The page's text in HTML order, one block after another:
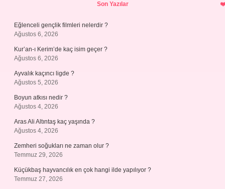
Son Yazılar
Eğlenceli gençlik filmleri nelerdir ?
Ağustos 6, 2026
Kur’an-ı Kerim’de kaç isim geçer ?
Ağustos 6, 2026
Ayvalık kaçıncı ligde ?
Ağustos 5, 2026
Boyun atkısı nedir ?
Ağustos 4, 2026
Aras Ali Altıntaş kaç yaşında ?
Ağustos 4, 2026
Zemheri soğukları ne zaman olur ?
Temmuz 29, 2026
Küçükbaş hayvancılık en çok hangi ilde yapılıyor ?
Temmuz 27, 2026